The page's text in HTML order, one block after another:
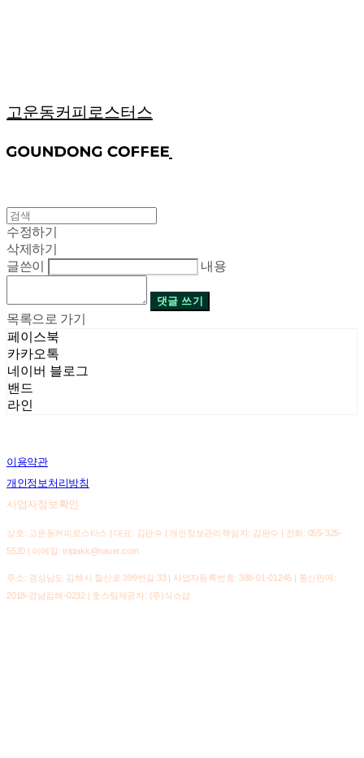
고운동커피로스터스
수정하기
삭제하기
글쓴이
내용
댓글 쓰기
목록으로 가기
페이스북
카카오톡
네이버 블로그
밴드
라인
이용약관
개인정보처리방침
사업자정보확인
상호: 고운동커피로스터스 | 대표: 김판수 | 개인정보관리책임자: 김판수 | 전화: 055-325-
5520 | 이메일: tripiakk@naver.com
주소: 경상남도 김해시 칠산로 399번길 33 | 사업자등록번호: 388-01-01245 | 통신판매:
2018-경남김해-0232| 호스팅제공자: (주)식스샵